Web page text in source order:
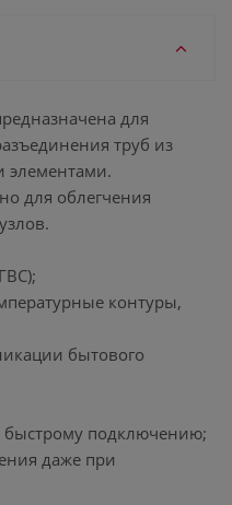
для
труб из
элементами.
для облегчения
контуры,
бытового
быстрому подключению;
даже при